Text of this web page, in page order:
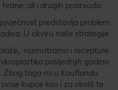
ali i drugih proizvoda.
predstavlja problem
U okviru naše strategije
razmatramo i recepture
posljednjih godina
Zbog toga mi u Kauflandu
kupce kao i za okoliš te